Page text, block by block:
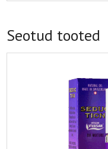
Seotud tooted